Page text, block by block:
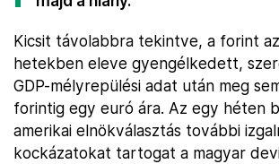
Kicsit távolabbra tekintve, a forint
hetekben eleve gyengélkedett,
GDP-mélyrepülési adat után meg
forintig egy euró ára. Az egy héten
amerikai elnökválasztás további
kockázatokat tartogat a magyar